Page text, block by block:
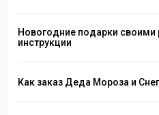
Новогодние подарки
инструкции
Как заказ Деда Мороза и